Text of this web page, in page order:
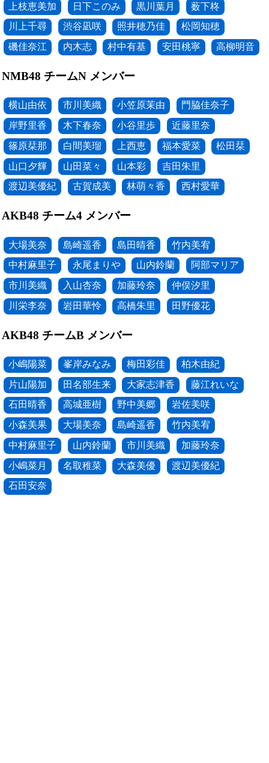
上枝恵美加
日下このみ 黒川葉月
薮下柊
川上千尋
渋谷凪咲 照井穂乃佳
松岡知穂
磯佳奈江
内木志 村中有基 安田桃寧 高柳明音
NMB48 チームN メンバー
横山由依 市川美織 小笠原茉由
門脇佳奈子
岸野里香
木下春奈 小谷里歩
近藤里奈
篠原栞那
白間美瑠 上西恵 福本愛菜
松田栞
山口夕輝
山田菜々 山本彩
吉田朱里
渡辺美優紀
古賀成美 林萌々香 西村愛華
AKB48 チーム4 メンバー
大場美奈 島崎遥香 島田晴香
竹内美宥
中村麻里子
永尾まりや 山内鈴蘭
阿部マリア
市川美織
入山杏奈 加藤玲奈
仲俣汐里
川栄李奈
岩田華怜 高橋朱里 田野優花
AKB48 チームB メンバー
小嶋陽菜 峯岸みなみ 梅田彩佳
柏木由紀
片山陽加
田名部生来 大家志津香
藤江れいな
石田晴香
高城亜樹 野中美郷
岩佐美咲
小森美果
大場美奈 島崎遥香
竹内美宥
中村麻里子
山内鈴蘭 市川美織
加藤玲奈
小嶋菜月
名取稚菜 大森美優
渡辺美優紀
石田安奈